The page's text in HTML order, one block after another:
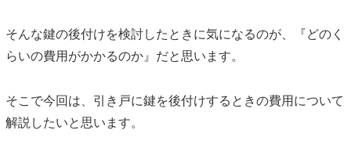
そんな鍵の後付けを検討したときに気になるのが、『どのく
らいの費用がかかるのか』だと思います。
そこで今回は、引き戸に鍵を後付けするときの費用について
解説したいと思います。